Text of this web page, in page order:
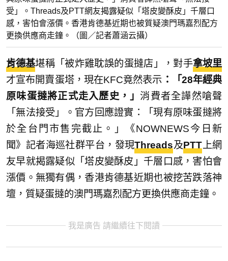
受」。Threads及PTT網友揭露疑似「塔皮變酥皮」千層口
感，害怕會漲價。香港肯德基近期也被質疑澳門瑪嘉烈配方
更換供應商走鐘。（圖／記者蕭涵云攝）
肯德基堪稱「被炸雞耽誤的蛋撻店」，對手拿坡里
才宣布開賣蛋塔，現在KFC竟然表示 ：「28年經典
原味蛋撻將正式走入歷史，」 消費者全譁然嗆聲
「無法接受」。官方回應證實：「現有原味蛋撻將
於全台門市售完截止。」《NOWNEWS今日新
聞》記者海巡社群平台，發現Threads及PTT 上網
友早就揭露疑似「塔皮變酥皮」千層口感，害怕會
漲價。無獨有偶，香港肯德基近期也被挖苦跌落神
壇，質疑蛋撻的澳門瑪嘉烈配方更換供應商走鐘。
我是廣告 請繼續往下閱讀